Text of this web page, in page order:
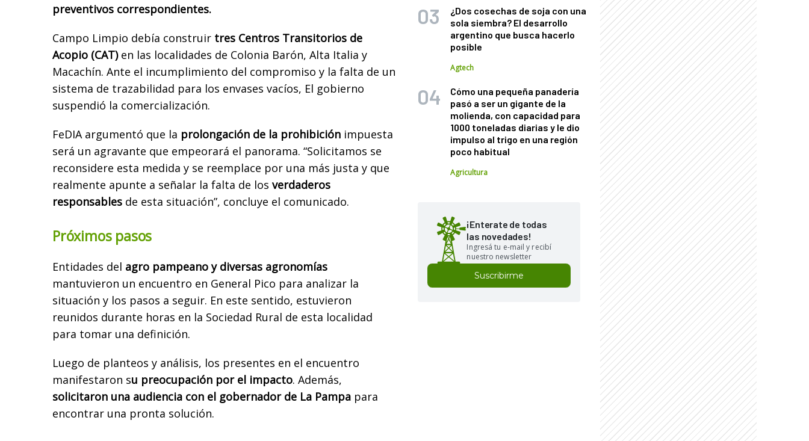
preventivos correspondientes.
Campo Limpio debía construir tres Centros Transitorios de
Acopio (CAT)en las localidades de Colonia Barón, Alta Italia y
Macachín. Ante el incumplimiento del compromiso y la falta de un
sistema de trazabilidad para los envases vacíos, El gobierno
suspendió la comercialización.
FeDIA argumentó que la prolongación de la prohibición impuesta
será un agravante que empeorará el panorama. “Solicitamos se
reconsidere esta medida y se reemplace por una más justa y que
realmente apunte a señalar la falta de los verdaderos
responsables de esta situación”, concluye el comunicado.
Próximos pasos
Entidades del agro pampeano y diversas agronomías
mantuvieron un encuentro en General Pico para analizar la
situación y los pasos a seguir. En este sentido, estuvieron
reunidos durante horas en la Sociedad Rural de esta localidad
para tomar una definición.
Luego de planteos y análisis, los presentes en el encuentro
manifestaron su preocupación por el impacto. Además,
solicitaron una audiencia con el gobernador de La Pampa para
encontrar una pronta solución.
¿Dos cosechas de soja con una
sola siembra? El desarrollo
argentino que busca hacerlo
posible
Agtech
Cómo una pequeña panadería
pasó a ser un gigante de la
molienda, con capacidad para
1000 toneladas diarias y le dio
impulso al trigo en una región
poco habitual
Agricultura
¡Enterate de todas
las novedades!
Ingresá tu e-mail y recibí
nuestro newsletter
Suscribirme